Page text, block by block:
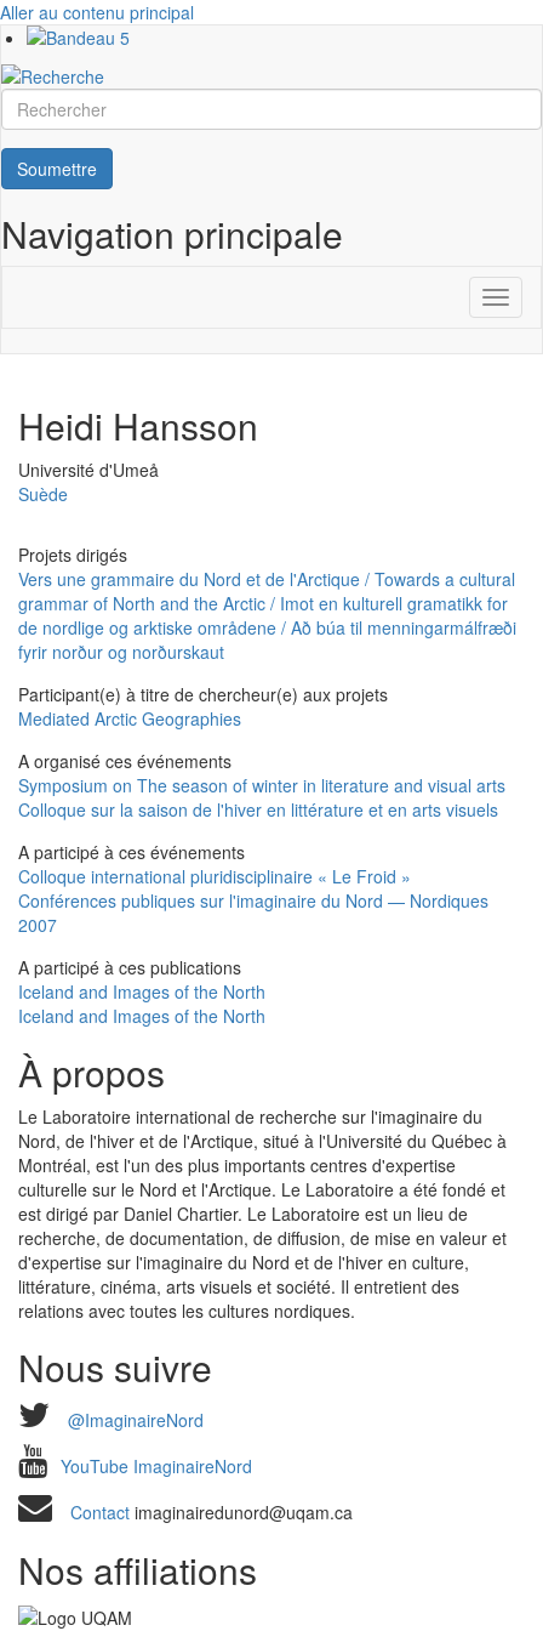
Aller au contenu principal
Rechercher
Soumettre
Navigation principale
Heidi Hansson
Université
Université d'Umeå
Suède
Projets dirigés
Vers une grammaire du Nord et de l'Arctique / Towards a cultural
grammar of North and the Arctic / Imot en kulturell gramatikk for
de nordlige og arktiske områdene / Að búa til menningarmálfræði
fyrir norður og norðurskaut
Participant(e) à titre de chercheur(e) aux projets
Mediated Arctic Geographies
A organisé ces événements
Symposium on The season of winter in literature and visual arts
Colloque sur la saison de l'hiver en littérature et en arts visuels
A participé à ces événements
Colloque international pluridisciplinaire « Le Froid »
Conférences publiques sur l'imaginaire du Nord — Nordiques
2007
A participé à ces publications
Iceland and Images of the North
Iceland and Images of the North
À propos
Le Laboratoire international de recherche sur l'imaginaire du
Nord, de l'hiver et de l'Arctique, situé à l'Université du Québec à
Montréal, est l'un des plus importants centres d'expertise
culturelle sur le Nord et l'Arctique. Le Laboratoire a été fondé et
est dirigé par Daniel Chartier. Le Laboratoire est un lieu de
recherche, de documentation, de diffusion, de mise en valeur et
d'expertise sur l'imaginaire du Nord et de l'hiver en culture,
littérature, cinéma, arts visuels et société. Il entretient des
relations avec toutes les cultures nordiques.
Nous suivre
@ImaginaireNord
YouTube ImaginaireNord
Contact imaginairedunord@uqam.ca
Nos affiliations